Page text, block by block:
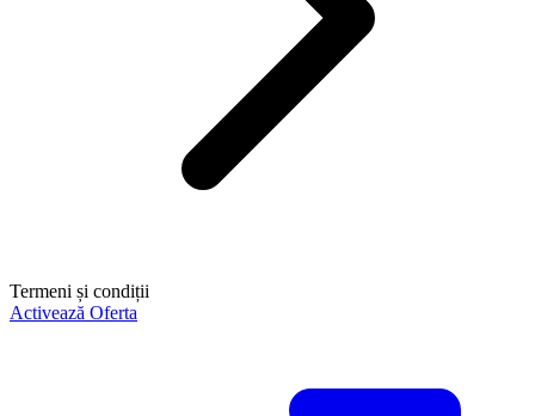
Termeni și condiții
Activează Oferta